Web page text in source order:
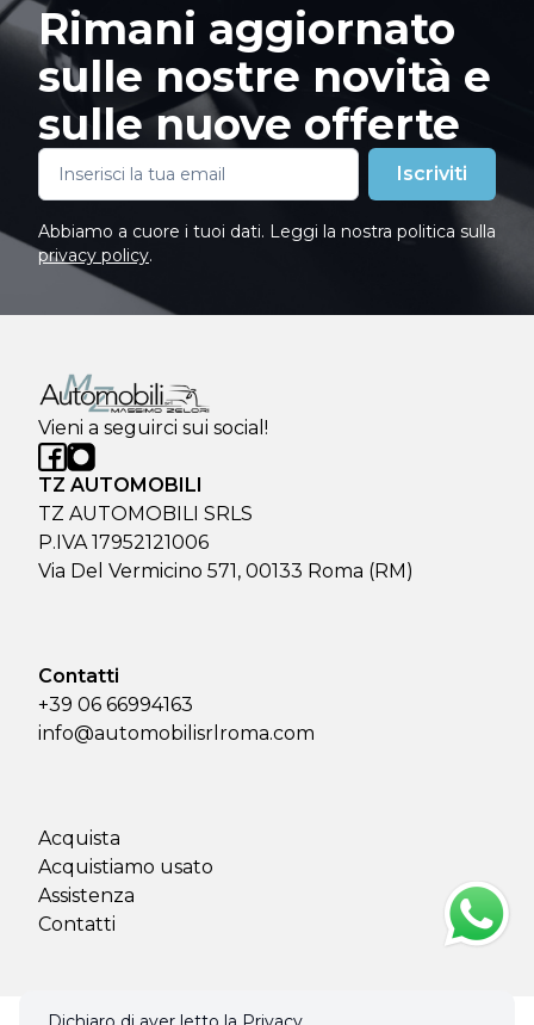
Rimani aggiornato
sulle nostre novità e
sulle nuove offerte
Iscriviti
Abbiamo a cuore i tuoi dati. Leggi la nostra politica sulla
privacy policy.
Vieni a seguirci sui social!
TZ AUTOMOBILI
TZ AUTOMOBILI SRLS
P.IVA 17952121006
Via Del Vermicino 571, 00133 Roma (RM)
Contatti
+39 06 66994163
info@automobilisrlroma.com
Acquista
Acquistiamo usato
Assistenza
Contatti